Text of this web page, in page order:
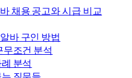
채용 공고와 시급 비교
바 구인 방법
무조건 분석
분석